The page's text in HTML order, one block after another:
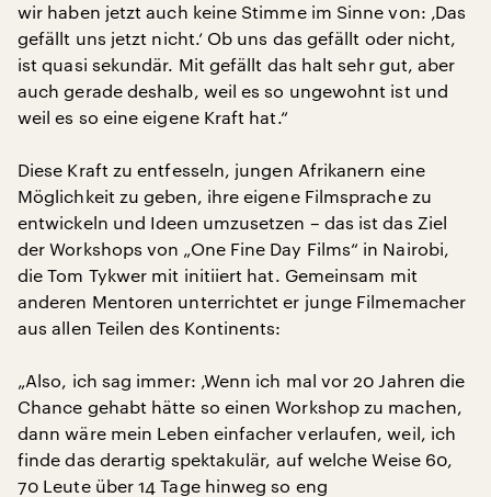
wir haben jetzt auch keine Stimme im Sinne von: ‚Das
gefällt uns jetzt nicht.‘ Ob uns das gefällt oder nicht,
ist quasi sekundär. Mit gefällt das halt sehr gut, aber
auch gerade deshalb, weil es so ungewohnt ist und
weil es so eine eigene Kraft hat.“
Diese Kraft zu entfesseln, jungen Afrikanern eine
Möglichkeit zu geben, ihre eigene Filmsprache zu
entwickeln und Ideen umzusetzen – das ist das Ziel
der Workshops von „One Fine Day Films“ in Nairobi,
die Tom Tykwer mit initiiert hat. Gemeinsam mit
anderen Mentoren unterrichtet er junge Filmemacher
aus allen Teilen des Kontinents:
„Also, ich sag immer: ‚Wenn ich mal vor 20 Jahren die
Chance gehabt hätte so einen Workshop zu machen,
dann wäre mein Leben einfacher verlaufen, weil, ich
finde das derartig spektakulär, auf welche Weise 60,
70 Leute über 14 Tage hinweg so eng